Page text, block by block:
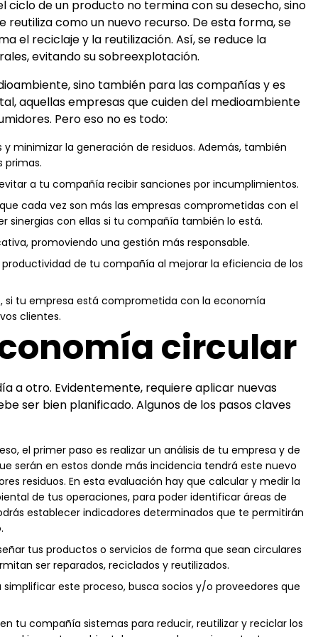
de un producto no termina con su desecho, sino
como un nuevo recurso. De esta forma, se
el reciclaje y la reutilización. Así, se reduce la
evitando su sobreexplotación.
sino también para las compañías y es
aquellas empresas que cuiden del medioambiente
Pero eso no es todo:
minimizar la generación de residuos. Además, también
primas.
a tu compañía recibir sanciones por incumplimientos.
cada vez son más las empresas comprometidas con el
sinergias con ellas si tu compañía también lo está.
promoviendo una gestión más responsable.
de tu compañía al mejorar la eficiencia de los
si tu empresa está comprometida con la economía
clientes.
circular
a otro. Evidentemente, requiere aplicar nuevas
ser bien planificado. Algunos de los pasos claves
el primer paso es realizar un análisis de tu empresa y de
serán en estos donde más incidencia tendrá este nuevo
residuos. En esta evaluación hay que calcular y medir la
de tus operaciones, para poder identificar áreas de
establecer indicadores determinados que te permitirán
tus productos o servicios de forma que sean circulares
ser reparados, reciclados y reutilizados.
simplificar este proceso, busca socios y/o proveedores que
tu compañía sistemas para reducir, reutilizar y reciclar los